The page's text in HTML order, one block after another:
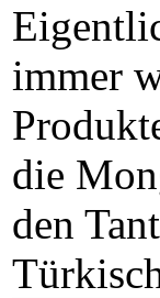
immer
die
den